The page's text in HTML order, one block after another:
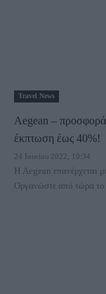
Travel News
Aegean –
έκπτωση έως 40%!
24 Ιουνίου 2022, 10:34
H Aegean επανέρχεται
Οργανώστε από τώρα το